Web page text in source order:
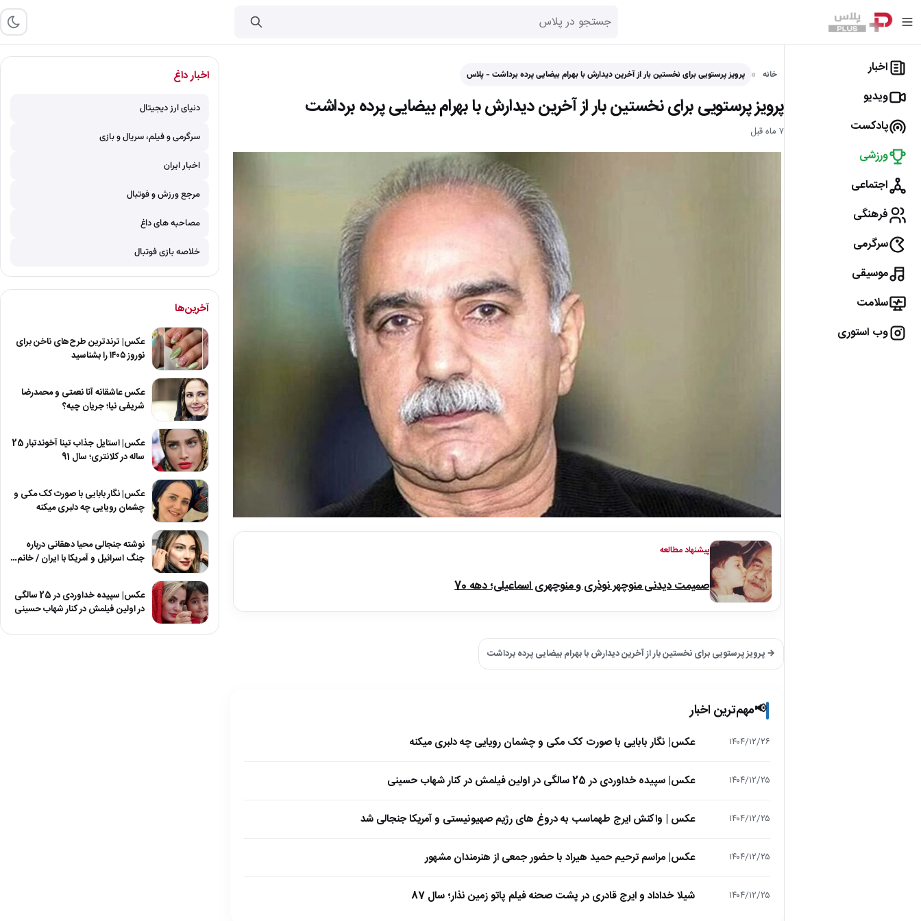
اخبار
ویدیو
پادکست
ورزشی
اجتماعی
فرهنگی
سرگرمی
موسیقی
سلامت
وب استوری
خانه پرویز پرستویی برای نخستین بار از آخرین دیدارش با بهرام بیضایی پرده برداشت - پلاس
پرویز پرستویی برای نخستین بار از آخرین دیدارش با بهرام بیضایی پرده برداشت
۷ ماه قبل
پیشنهاد مطالعه
صمیمت دیدنی منوچهر نوذری و منوچهری اسماعیلی؛ دهه 70
→ پرویز پرستویی برای نخستین بار از آخرین دیدارش با بهرام بیضایی پرده برداشت
📢مهم‌ترین اخبار
۱۴۰۴/۱۲/۲۶ عکس| نگار بابایی با صورت کک مکی و چشمان رویایی چه دلبری میکنه
۱۴۰۴/۱۲/۲۵ عکس| سپیده خداوردی در 25 سالگی در اولین فیلمش در کنار شهاب حسینی
۱۴۰۴/۱۲/۲۵ عکس | واکنش ایرج طهماسب به دروغ های رژیم صهیونیستی و آمریکا جنجالی شد
۱۴۰۴/۱۲/۲۵ عکس| مراسم ترحیم حمید هیراد با حضور جمعی از هنرمندان مشهور
۱۴۰۴/۱۲/۲۵ شیلا خداداد و ایرج قادری در پشت صحنه فیلم پاتو زمین نذار؛ سال 87
اخبار داغ
دنیای ارز دیجیتال
سرگرمی و فیلم، سریال و بازی
اخبار ایران
مرجع ورزش و فوتبال
مصاحبه های داغ
خلاصه بازی فوتبال
آخرین‌ها
عکس| ترندترین طرح‌های ناخن برای
نوروز ۱۴۰۵ را بشناسید
عکس عاشقانه آنا نعمتی و محمدرضا
شریفی نیا؛ جریان چیه؟
عکس| استایل جذاب تینا آخوندتبار 25
ساله در کلانتری؛ سال 91
عکس| نگار بابایی با صورت کک مکی و
چشمان رویایی چه دلبری میکنه
نوشته جنجالی محیا دهقانی درباره
جنگ اسرائیل و آمریکا با ایران / خانم…
عکس| سپیده خداوردی در 25 سالگی
در اولین فیلمش در کنار شهاب حسینی